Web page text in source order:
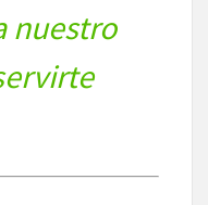
nuestro